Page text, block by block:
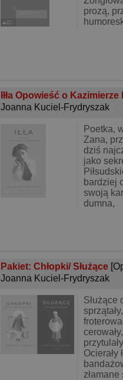
prozą,
Iłła Opowieść o
Joanna Kuciel-Frydryszak
Poetka,
Zana,
dziś
jako
bardziej
swoją
dumna,
Pakiet: Chłopki/ Służące
Joanna Kuciel-Frydryszak
Służące
Ocierały
złamane